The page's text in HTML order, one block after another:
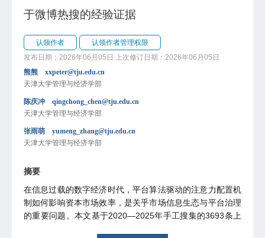
于微博热搜的经验证据
认领作者
认领作者管理权限
发布日期：2026年06月05日
上次修订日期：2026年06月05日
熊熊 xxpeter@tju.edu.cn
天津大学管理与经济学部
陈庆冲 qingchong_chen@tju.edu.cn
天津大学管理与经济学部
张雨萌 yumeng_zhang@tju.edu.cn
天津大学管理与经济学部
摘要
在信息过载的数字经济时代，平台算法驱动的注意力配置机
制如何影响资本市场效率，是关乎市场信息生态与平台治理
的重要问题。本文基于2020—2025年手工搜集的3693条上